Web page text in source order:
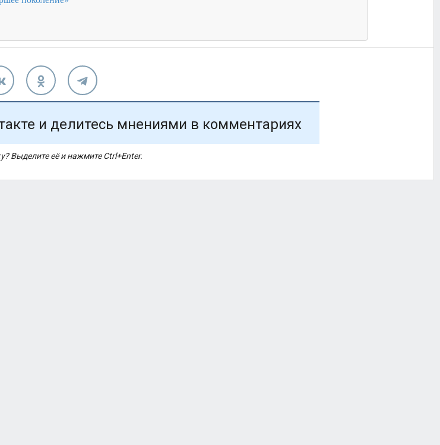
и делитесь мнениями в комментариях
Выделите её и нажмите Ctrl+Enter.